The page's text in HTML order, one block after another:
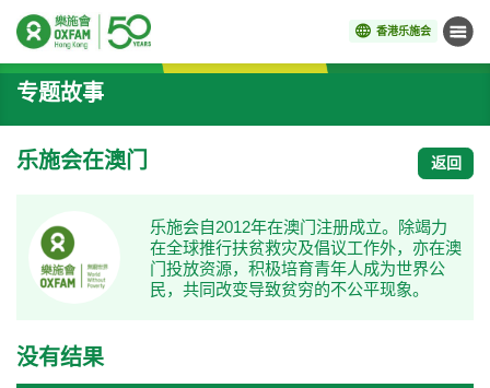
香港乐施会 菜单
开始主要内容
专题故事
乐施会在澳门 返回
乐施会自2012年在澳门注册成立。除竭力
在全球推行扶贫救灾及倡议工作外，亦在澳
门投放资源，积极培育青年人成为世界公
民，共同改变导致贫穷的不公平现象。
没有结果